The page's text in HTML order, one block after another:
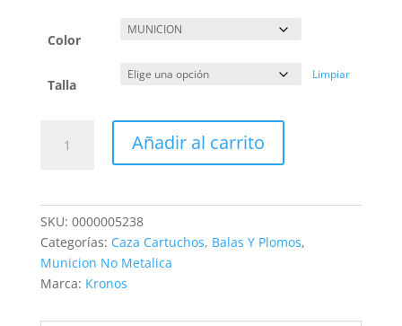
Color
Talla
Limpiar
KRONOS
Añadir al carrito
SKU: 0000005238
Categorías: Caza Cartuchos, Balas Y Plomos,
Municion No Metalica
Marca: Kronos